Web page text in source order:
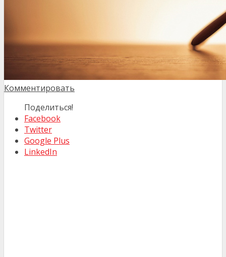
Комментировать
Поделиться!
Facebook
Twitter
Google Plus
LinkedIn